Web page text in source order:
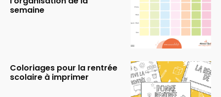
semaine
Coloriages pour la rentrée
scolaire à imprimer